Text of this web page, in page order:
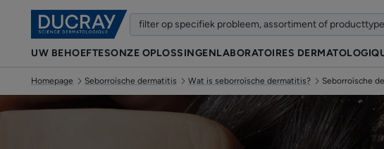
UW BEHOEFTESONZE OPLOSSINGENLABORATOIRES
Homepage Seborroïsche dermatitis Wat is seborroïsche dermatitis? Seborroïsche